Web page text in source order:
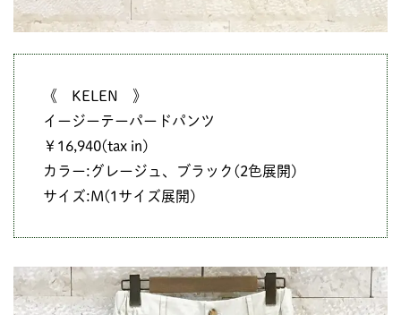
《 KELEN 》
イージーテーパードパンツ
￥16,940(tax in)
カラー:グレージュ、ブラック(2色展開)
サイズ:M(1サイズ展開)